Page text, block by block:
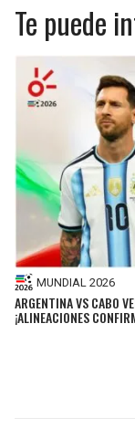
Te puede
MUNDIAL 2026
ARGENTINA VS CABO
¡ALINEACIONES